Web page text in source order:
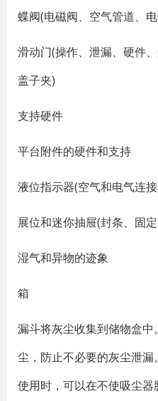
蝶阀(电磁阀、空气管道、
滑动门(操作、泄漏、硬件
盖子夹)
支持硬件
平台附件的硬件和支持
液位指示器(空气和电气连
展位和迷你抽屉(封条、固
湿气和异物的迹象
箱
漏斗将灰尘收集到储物盒
尘，防止不必要的灰尘泄
使用时，可以在不使吸尘